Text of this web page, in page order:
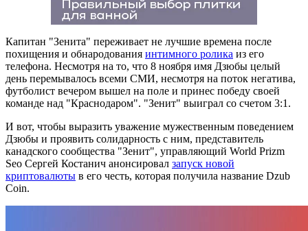
Капитан "Зенита" переживает не лучшие времена после
похищения и обнародования интимного ролика из его
телефона. Несмотря на то, что 8 ноября имя Дзюбы целый
день перемывалось всеми СМИ, несмотря на поток негатива,
футболист вечером вышел на поле и принес победу своей
команде над "Краснодаром". "Зенит" выиграл со счетом 3:1.
И вот, чтобы выразить уважение мужественным поведением
Дзюбы и проявить солидарность с ним, представитель
канадского сообщества "Зенит", управляющий World Prizm
Seo Сергей Костанич анонсировал запуск новой
криптовалюты в его честь, которая получила название Dzub
Coin.